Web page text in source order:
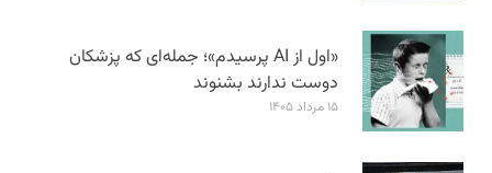
«اول از AI پرسیدم»؛ جمله‌ای که پزشکان
دوست ندارند بشنوند
۱۵ مرداد ۱۴۰۵